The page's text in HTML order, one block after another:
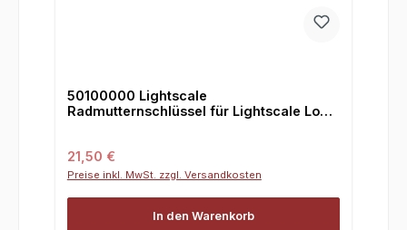
50100000 Lightscale
Radmutternschlüssel für Lightscale Lock
Regulärer Preis:
21,50 €
Preise inkl. MwSt. zzgl. Versandkosten
In den Warenkorb